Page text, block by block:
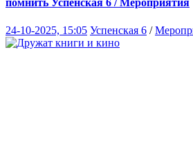
помнить Успенская 6 / Мероприятия
24-10-2025, 15:05 Успенская 6 /